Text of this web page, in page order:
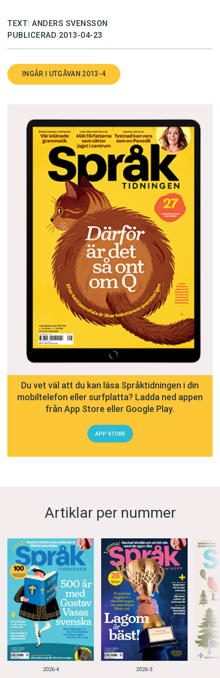
TEXT: ANDERS SVENSSON
PUBLICERAD 2013-04-23
INGÅR I UTGÅVAN 2013-4
Du vet väl att du kan läsa Språktidningen i din
mobiltelefon eller surfplatta? Ladda ned appen
från App Store eller Google Play.
APP STORE
Artiklar per nummer
2026-4 2026-3